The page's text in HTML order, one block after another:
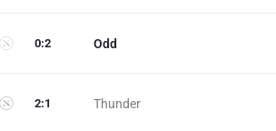
Odd
0:2
Thunder
2:1